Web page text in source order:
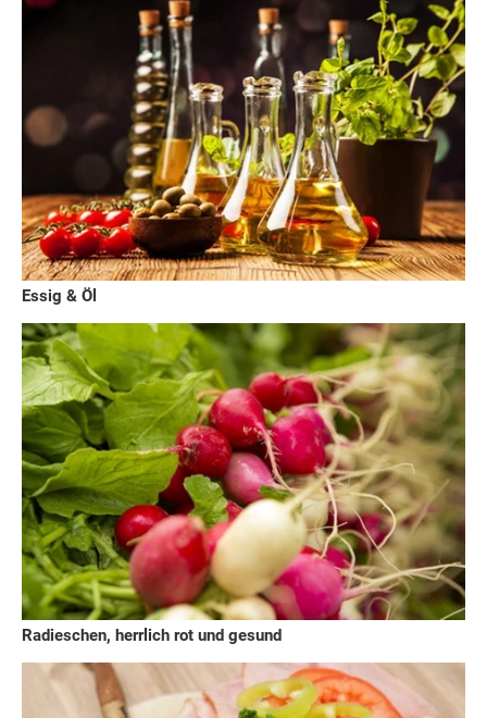
Essig & Öl
Radieschen, herrlich rot und gesund